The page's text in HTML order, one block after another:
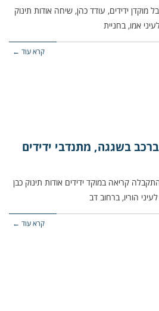
בשעה 18:01, קיבל מוקדן ידידים, עודד כהן, שיחה אודות תינוק
אמו, בחניית
קרא עוד ←
בשגגה, מתנדבי ידידים
(חמישי) בשעה 21:39, התקבלה קריאה במוקד ידידים אודות תינוק כבן
הוריו, ברחוב דב
קרא עוד ←